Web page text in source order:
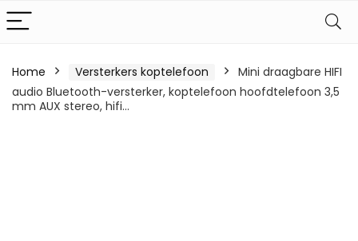
Home Versterkers koptelefoon
Mini draagbare HIFI
audio Bluetooth-versterker, koptelefoon hoofdtelefoon 3,5
mm AUX stereo, hifi…